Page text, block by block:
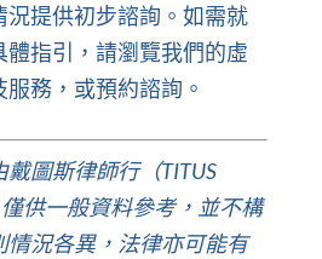
提供初步諮詢。如需就
指引，請瀏覽我們的虛
服務，或預約諮詢 。
戴圖斯律師行（TITUS
供一般資料參考，並不構
情況各異，法律亦可能有